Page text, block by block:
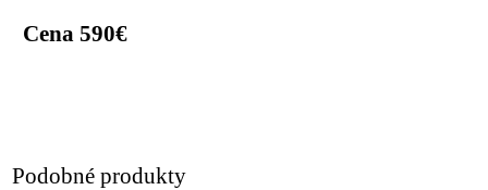
Cena 590€
Podobné produkty